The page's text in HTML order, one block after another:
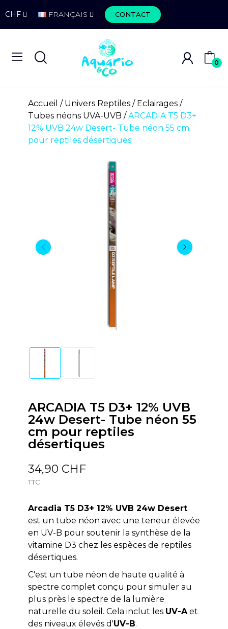
CHF FRANÇAIS CONTACT
0
Accueil Univers Reptiles
Eclairages
Tubes néons UVA-UVB
ARCADIA T5 D3+
12% UVB 24w Desert- Tube néon 55 cm
pour reptiles désertiques
ARCADIA T5 D3+ 12% UVB
24w Desert- Tube néon 55
cm pour reptiles
désertiques
34,90 CHF
TTC
Arcadia T5 D3+ 12% UVB 24w Desert
est un tube néon avec une teneur élevée
en UV-B pour soutenir la synthèse de la
vitamine D3 chez les espèces de reptiles
désertiques.
C'est un tube néon de haute qualité à
spectre complet conçu pour simuler au
plus près le spectre de la lumière
naturelle du soleil. Cela inclut les UV-Aet
des niveaux élevés d'UV-B.